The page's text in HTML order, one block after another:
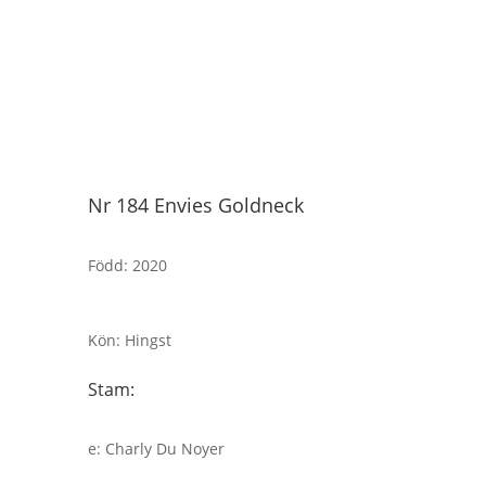
Nr 184 Envies Goldneck
Född: 2020
Kön: Hingst
Stam:
e: Charly Du Noyer